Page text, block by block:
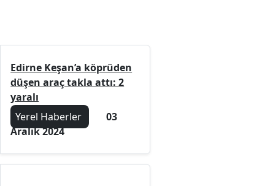
Edirne Keşan’a köprüden
düşen araç takla attı: 2
yaralı
Yerel Haberler
03
Aralık 2024